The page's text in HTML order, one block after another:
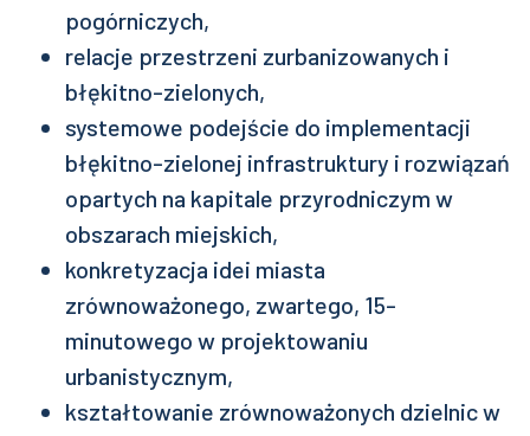
pogórniczych,
relacje przestrzeni zurbanizowanych i
błękitno-zielonych,
systemowe podejście do implementacji
błękitno-zielonej infrastruktury i rozwiązań
opartych na kapitale przyrodniczym w
obszarach miejskich,
konkretyzacja idei miasta
zrównoważonego, zwartego, 15-
minutowego w projektowaniu
urbanistycznym,
kształtowanie zrównoważonych dzielnic w